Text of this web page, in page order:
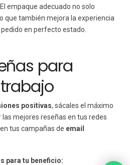
El empaque adecuado no solo
que también mejora la experiencia
en perfecto estado.
para
positivas, sácales el máximo
mejores reseñas en tus redes
tus campañas de email
para tu beneficio: